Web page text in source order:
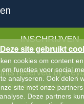
INSCHRIJVEN
reserved by
-Privacybeleid
Deze site gebruikt
cookies om content
functies voor social
analyseren. Ook delen
site met onze partners
Deze partners